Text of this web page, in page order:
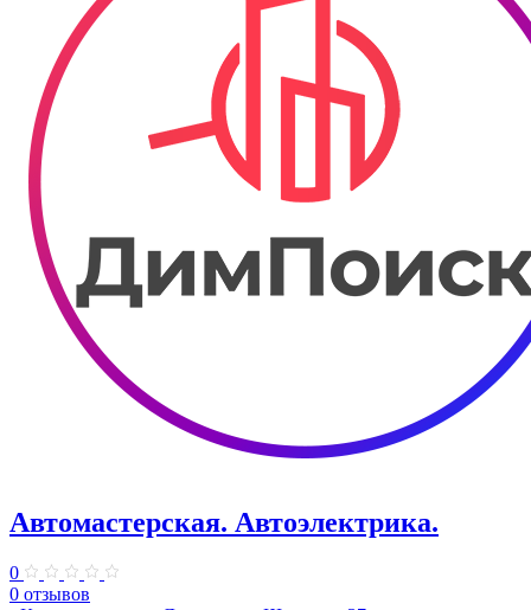
Автомастерская. Автоэлектрика.
0
0 отзывов